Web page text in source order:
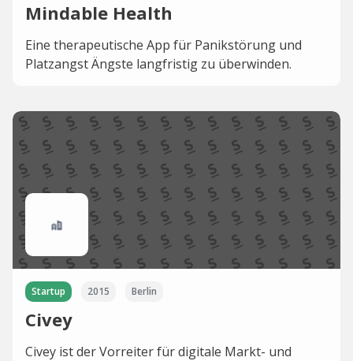
Mindable Health
Eine therapeutische App für Panikstörung und
Platzangst Ängste langfristig zu überwinden.
Startup 2015 Berlin
Civey
Civey ist der Vorreiter für digitale Markt- und